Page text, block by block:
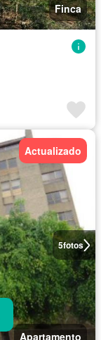
Finca
5fotos
Actualizado
Apartamento